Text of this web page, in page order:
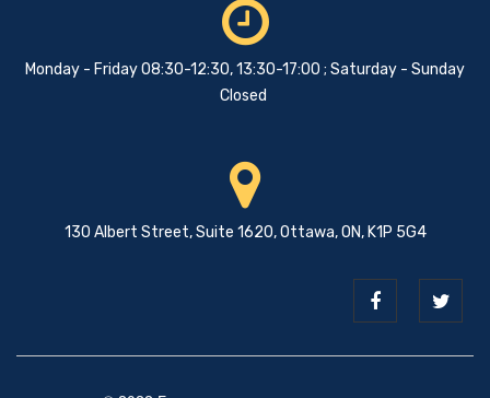
Monday - Friday 08:30-12:30, 13:30-17:00 ; Saturday - Sunday
Closed
130 Albert Street, Suite 1620, Ottawa, ON, K1P 5G4